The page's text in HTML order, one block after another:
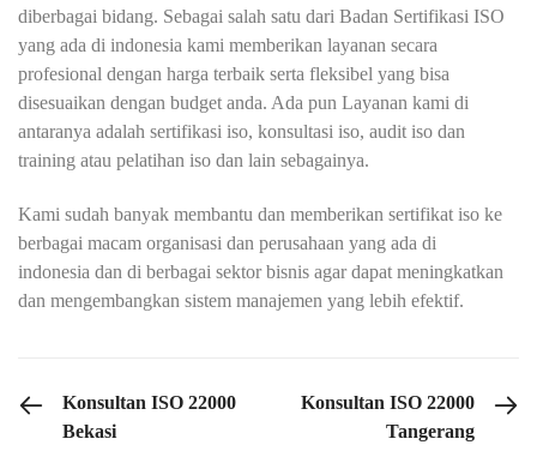
diberbagai bidang. Sebagai salah satu dari Badan Sertifikasi ISO
yang ada di indonesia kami memberikan layanan secara
profesional dengan harga terbaik serta fleksibel yang bisa
disesuaikan dengan budget anda. Ada pun Layanan kami di
antaranya adalah sertifikasi iso, konsultasi iso, audit iso dan
training atau pelatihan iso dan lain sebagainya.
Kami sudah banyak membantu dan memberikan sertifikat iso ke
berbagai macam organisasi dan perusahaan yang ada di
indonesia dan di berbagai sektor bisnis agar dapat meningkatkan
dan mengembangkan sistem manajemen yang lebih efektif.
PREVIOUS POST
Konsultan ISO 22000
Bekasi
NEXT POST
Konsultan ISO 22000
Tangerang